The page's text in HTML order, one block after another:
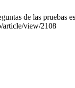
de las pruebas
article/view/2108